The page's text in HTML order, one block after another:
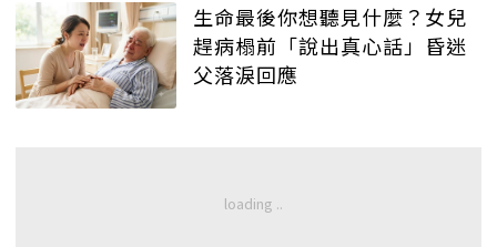
生命最後你想聽見什麼？女兒
趕病榻前「說出真心話」昏迷
父落淚回應